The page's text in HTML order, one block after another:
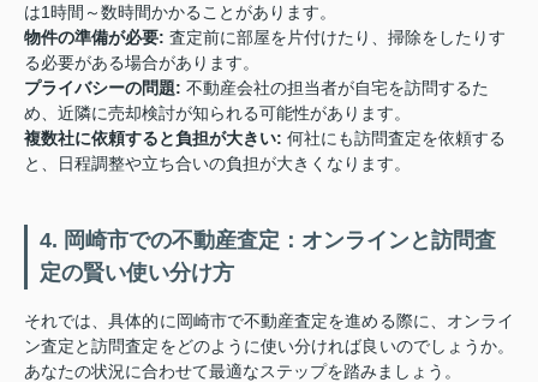
は1時間～数時間かかることがあります。
物件の準備が必要: 査定前に部屋を片付けたり、掃除をしたりす
る必要がある場合があります。
プライバシーの問題: 不動産会社の担当者が自宅を訪問するた
め、近隣に売却検討が知られる可能性があります。
複数社に依頼すると負担が大きい: 何社にも訪問査定を依頼する
と、日程調整や立ち合いの負担が大きくなります。
4. 岡崎市での不動産査定：オンラインと訪問査
定の賢い使い分け方
それでは、具体的に岡崎市で不動産査定を進める際に、オンライ
ン査定と訪問査定をどのように使い分ければ良いのでしょうか。
あなたの状況に合わせて最適なステップを踏みましょう。